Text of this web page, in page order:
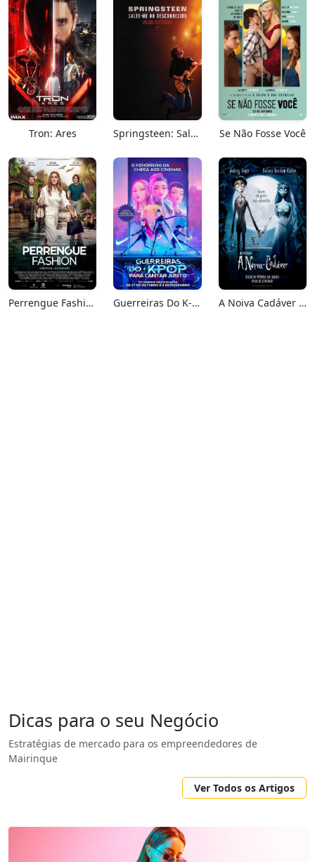
Tron: Ares Springsteen: Salve-me Do Desconhecido Se Não Fosse Você
Perrengue Fashion Guerreiras Do K-Pop: Para Cantar Junto A Noiva Cadáver (Relançamento)
Dicas para o seu Negócio
Estratégias de mercado para os empreendedores de
Mairinque
Ver Todos os Artigos